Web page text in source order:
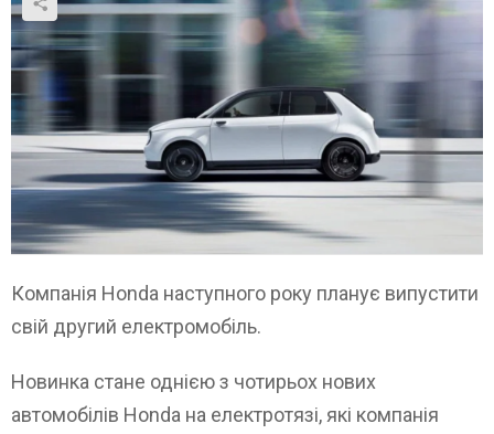
Компанія Honda наступного року планує випустити
свій другий електромобіль.
Новинка стане однією з чотирьох нових
автомобілів Honda на електротязі, які компанія